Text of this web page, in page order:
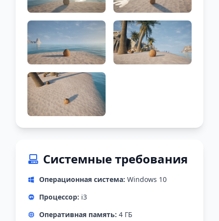
Системные требования
Операционная система: Windows 10
Процессор: i3
Оперативная память: 4 ГБ